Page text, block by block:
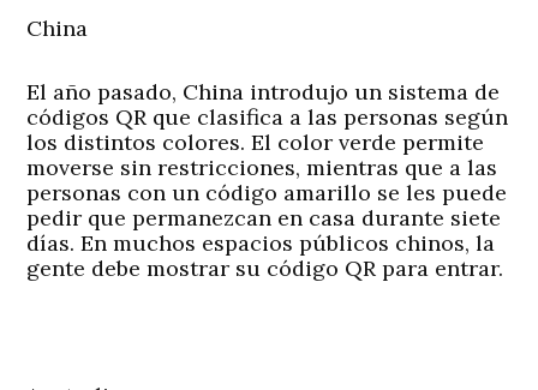
China
El año pasado, China introdujo un sistema de
códigos QR que clasifica a las personas según
los distintos colores. El color verde permite
moverse sin restricciones, mientras que a las
personas con un código amarillo se les puede
pedir que permanezcan en casa durante siete
días. En muchos espacios públicos chinos, la
gente debe mostrar su código QR para entrar.